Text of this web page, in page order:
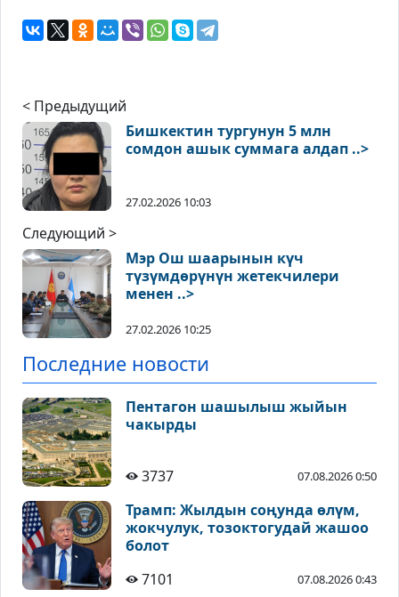
< Предыдущий
Бишкектин тургунун 5 млн
сомдон ашык суммага алдап ..>
27.02.2026 10:03
Следующий >
Мэр Ош шаарынын күч
түзүмдөрүнүн жетекчилери
менен ..>
27.02.2026 10:25
Последние новости
Пентагон шашылыш жыйын
чакырды
3737 07.08.2026 0:50
Трамп: Жылдын соңунда өлүм,
жокчулук, тозоктогудай жашоо
болот
7101
07.08.2026 0:43